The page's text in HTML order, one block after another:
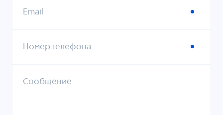
Email
Номер телефона
Сообщение